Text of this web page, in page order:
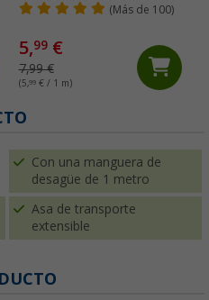
(Más de 100)
5,99€
7,99 €
(5,99€ / 1 m)
Con una manguera de
desagüe de 1 metro
Asa de transporte
extensible